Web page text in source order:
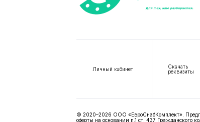
Личный кабинет
Скачать
реквизиты
© 2020–2026 ООО «ЕвроСнабКомплект».
оферты на основании п.1 ст. 437 Гражданского